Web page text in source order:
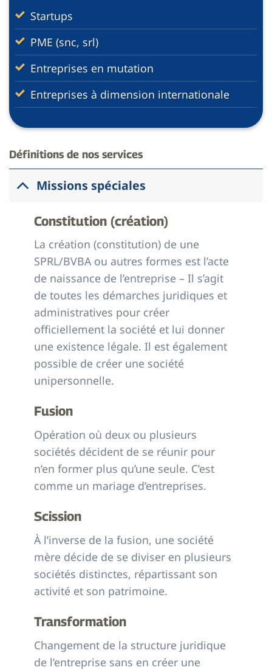
Startups
PME (snc, srl)
Entreprises en mutation
Entreprises à dimension internationale
Définitions de nos services
Missions spéciales
Constitution (création)
La création (constitution) de une
SPRL/BVBA ou autres formes est l’acte
de naissance de l’entreprise – Il s’agit
de toutes les démarches juridiques et
administratives pour créer
officiellement la société et lui donner
une existence légale. Il est également
possible de créer une société
unipersonnelle.
Fusion
Opération où deux ou plusieurs
sociétés décident de se réunir pour
n’en former plus qu’une seule. C’est
comme un mariage d’entreprises.
Scission
À l’inverse de la fusion, une société
mère décide de se diviser en plusieurs
sociétés distinctes, répartissant son
activité et son patrimoine.
Transformation
Changement de la structure juridique
de l’entreprise sans en créer une